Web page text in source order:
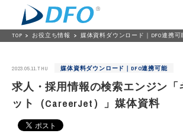
TOP お役立ち情報 媒体資料ダウンロード｜DFO連携可
2023.05.11.THU 媒体資料ダウンロード｜DFO連携可能
求人・採用情報の検索エンジン「
ット（CareerJet）」媒体資料